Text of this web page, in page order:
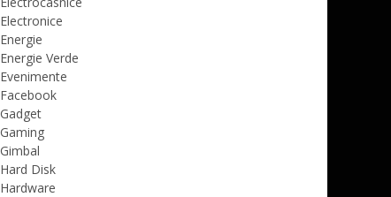
Electronice
Energie
Energie Verde
Evenimente
Facebook
Gadget
Gaming
Gimbal
Hard Disk
Hardware